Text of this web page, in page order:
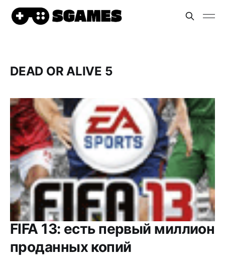
DEAD OR ALIVE 5
FIFA 13: есть первый миллион
проданных копий